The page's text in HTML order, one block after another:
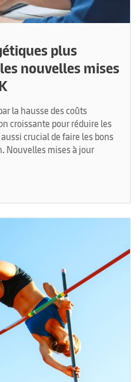
plus
nouvelles mises
la hausse des coûts
croissante pour réduire les
crucial de faire les bons
Nouvelles mises à jour